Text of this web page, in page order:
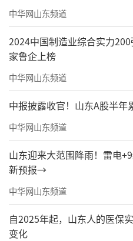
中华网山东频道
2024中国制造业综合实力
家鲁企上榜
中华网山东频道
中报披露收官！山东A股半年
中华网山东频道
山东迎来大范围降雨！雷电
新预报→
中华网山东频道
自2025年起，山东人的医保
变化